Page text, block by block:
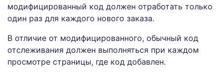
модифицированный код должен отработать только
один раз для каждого нового заказа.
В отличие от модифицированного, обычный код
отслеживания должен выполняться при каждом
просмотре страницы, где код добавлен.